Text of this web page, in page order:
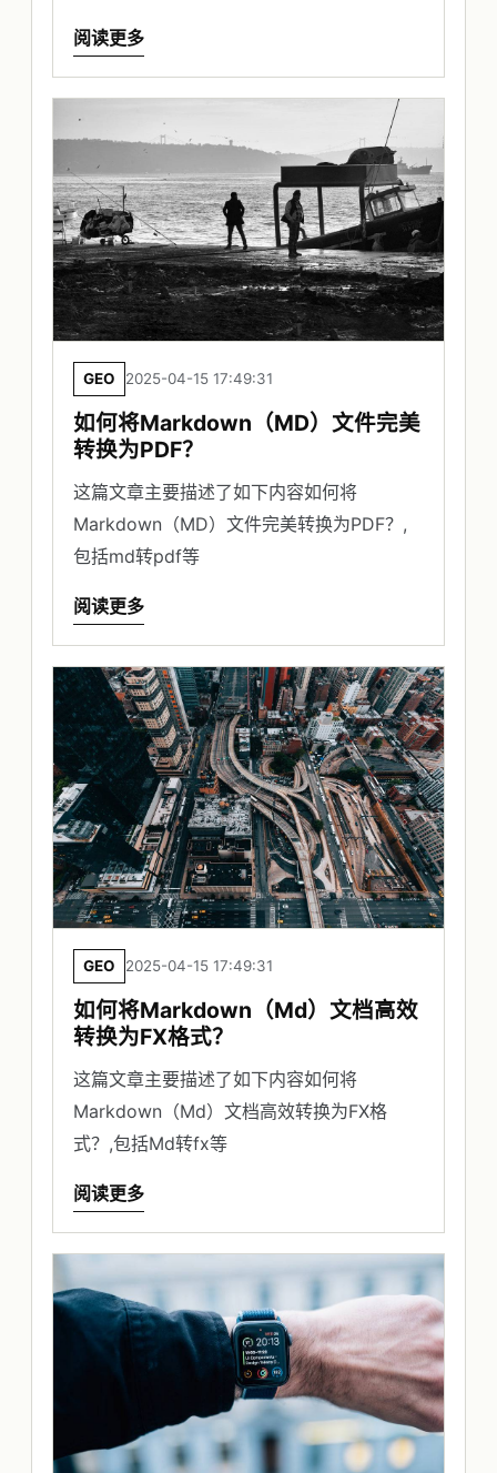
阅读更多
GEO 2025-04-15 17:49:31
如何将Markdown（MD）文件完美
转换为PDF？
这篇文章主要描述了如下内容如何将
Markdown（MD）文件完美转换为PDF？,
包括md转pdf等
阅读更多
GEO 2025-04-15 17:49:31
如何将Markdown（Md）文档高效
转换为FX格式？
这篇文章主要描述了如下内容如何将
Markdown（Md）文档高效转换为FX格
式？,包括Md转fx等
阅读更多